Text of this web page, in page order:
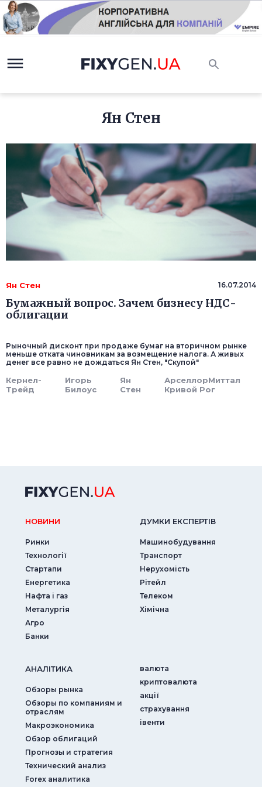
Ян Стен
Ян Стен 16.07.2014
Бумажный вопрос. Зачем бизнесу НДС-
облигации
Рыночный дисконт при продаже бумаг на вторичном рынке
меньше отката чиновникам за возмещение налога. А живых
денег все равно не дождаться Ян Стен, "Скупой"
Кернел-
Трейд
Игорь
Билоус
Ян
Стен
АрселлорМиттал
Кривой Рог
НОВИНИ
Ринки
Технології
Стартапи
Енергетика
Нафта і газ
Металургія
Агро
Банки
ДУМКИ ЕКСПЕРТIВ
Машинобудування
Транспорт
Нерухомість
Рітейл
Телеком
Хімічна
АНАЛIТИКА
Обзоры рынка
Обзоры по компаниям и
отраслям
Макроэкономика
Обзор облигаций
Прогнозы и стратегия
Технический анализ
Forex аналитика
валюта
криптовалюта
акції
страхування
iвенти